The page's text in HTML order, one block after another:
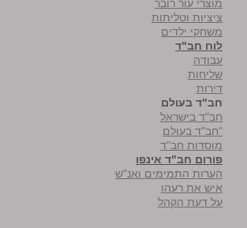
מוצרי עור רובר
ציציות וטליתות
משחקי ילדים
לוח חב"ד
עבודה
שליחות
דירות
חב"ד בעולם
חב"ד בישראל
"חב"ד בעולם
מוסדות חב"ד
פורום חב"ד אינפו
הערות התמימים ואנ"ש
איש את רעהו
על דעת הקהל